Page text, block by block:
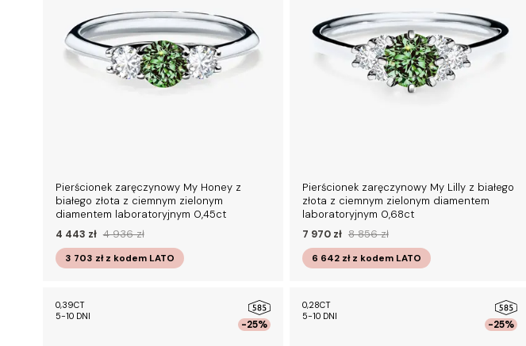
Pierścionek zaręczynowy My Honey z
białego złota z ciemnym zielonym
diamentem laboratoryjnym 0,45ct
4 443 zł 4 936 zł
3 703 zł z kodemLATO
Pierścionek zaręczynowy My Lilly z białego
złota z ciemnym zielonym diamentem
laboratoryjnym 0,68ct
7 970 zł 8 856 zł
6 642 zł z kodemLATO
-25%
0,39CT
5-10 DNI
-25%
0,28CT
5-10 DNI